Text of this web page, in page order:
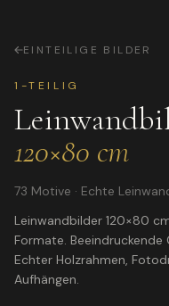
EINTEILIGE BILDER
1-TEILIG
120×80 cm
73 Motive · Echte
Leinwandbilder 120×80
Formate.
Echter Holzrahmen,
Aufhängen.